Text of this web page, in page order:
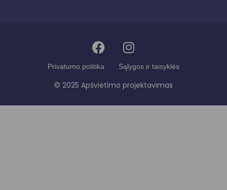
Privatumo politika Sąlygos ir taisyklės
© 2025 Apšvietimo projektavimas